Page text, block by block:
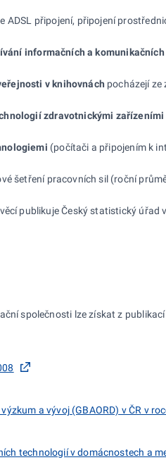
ADSL připojení, připojení
informačních a
v knihovnách pocházejí
zdravotnickými zařízeními
(počítači a připojením k
šetření pracovních sil (roční
publikuje Český statistický úřad
společnosti lze získat z publikací
a vývoj (GBAORD) v ČR v
technologií v domácnostech a